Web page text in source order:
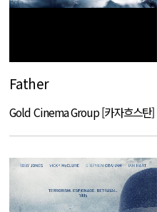
Father
Gold Cinema Group [카자흐스탄]